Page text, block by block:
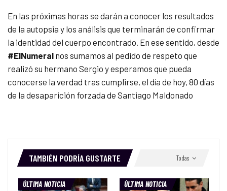
En las próximas horas se darán a conocer los resultados
de la autopsia y los análisis que terminarán de confirmar
la identidad del cuerpo encontrado. En ese sentido, desde
#ElNumeral nos sumamos al pedido de respeto que
realizó su hermano Sergio y esperamos que pueda
conocerse la verdad tras cumplirse, el día de hoy, 80 días
de la desaparición forzada de Santiago Maldonado
Todas
TAMBIÉN PODRÍA GUSTARTE
ÚLTIMA NOTICIA ÚLTIMA NOTICIA